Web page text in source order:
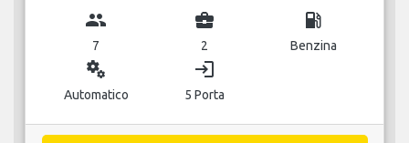
group
7
business_center
2
local_gas_station
Benzina
miscellaneous_services
Automatico
login
5 Porta